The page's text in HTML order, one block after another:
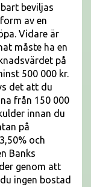
beviljas
av en
Vidare är
måste ha en
på
500 000 kr.
det att du
från 150 000
innan du
på
och
Banks
genom att
ingen bostad